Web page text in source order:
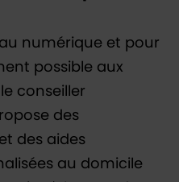
numérique et pour
possible aux
conseiller
des
des aides
au domicile